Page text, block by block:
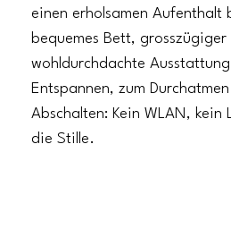
einen erholsamen Aufenthalt
bequemes Bett, grosszügiger
wohldurchdachte
Entspannen, zum
Abschalten: Kein WLAN, kein
die Stille.